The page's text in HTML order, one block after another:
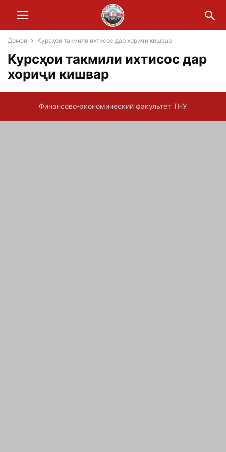
Домой Курсҳои такмили ихтисос дар хориҷи кишвар
Курсҳои такмили ихтисос дар
хориҷи кишвар
Финансово-экономический факультет ТНУ